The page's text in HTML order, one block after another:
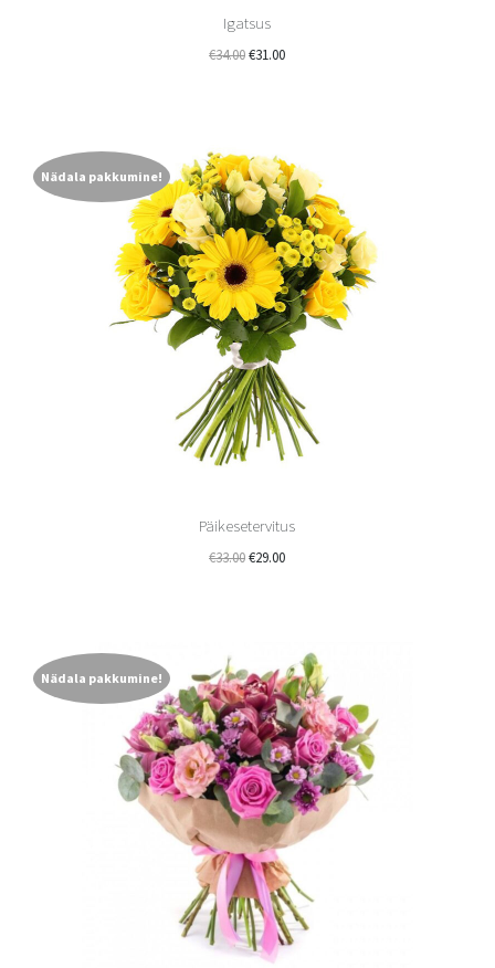
Igatsus
€34.00€31.00
Nädala pakkumine!
Päikesetervitus
€33.00€29.00
Nädala pakkumine!